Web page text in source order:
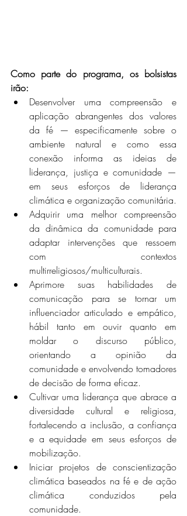
Como parte do programa, os bolsistas
irão:
Desenvolver uma compreensão e
aplicação abrangentes dos valores
da fé — especificamente sobre o
ambiente natural e como essa
conexão informa as ideias de
liderança, justiça e comunidade —
em seus esforços de liderança
climática e organização comunitária.
Adquirir uma melhor compreensão
da dinâmica da comunidade para
adaptar intervenções que ressoem
com contextos
multirreligiosos/multiculturais.
Aprimore suas habilidades de
comunicação para se tornar um
influenciador articulado e empático,
hábil tanto em ouvir quanto em
moldar o discurso público,
orientando a opinião da
comunidade e envolvendo tomadores
de decisão de forma eficaz.
Cultivar uma liderança que abrace a
diversidade cultural e religiosa,
fortalecendo a inclusão, a confiança
e a equidade em seus esforços de
mobilização.
Iniciar projetos de conscientização
climática baseados na fé e de ação
climática conduzidos pela
comunidade.